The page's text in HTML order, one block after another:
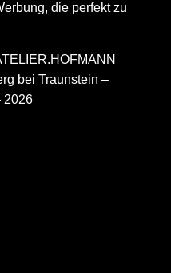
die perfekt zu
bei Traunstein –
2026